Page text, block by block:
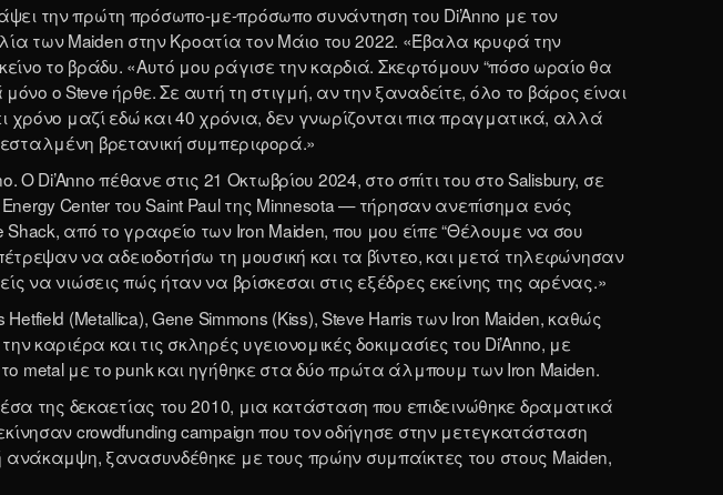
την πρώτη πρόσωπο-με-πρόσωπο συνάντηση του Di’Anno με τον
των Maiden στην Κροατία τον Μάιο του 2022. «Έβαλα κρυφά την
το βράδυ. «Αυτό μου ράγισε την καρδιά. Σκεφτόμουν “πόσο ωραίο θα
ο Steve ήρθε. Σε αυτή τη στιγμή, αν την ξαναδείτε, όλο το βάρος είναι
χρόνο μαζί εδώ και 40 χρόνια, δεν γνωρίζονται πια πραγματικά, αλλά
βρετανική συμπεριφορά.»
Di’Anno πέθανε στις 21 Οκτωβρίου 2024, στο σπίτι του στο Salisbury, σε
Center του Saint Paul της Minnesota — τήρησαν ανεπίσημα ενός
από το γραφείο των Iron Maiden, που μου είπε “Θέλουμε να σου
να αδειοδοτήσω τη μουσική και τα βίντεο, και μετά τηλεφώνησαν
να νιώσεις πώς ήταν να βρίσκεσαι στις εξέδρες εκείνης της αρένας.»
(Metallica), Gene Simmons (Kiss), Steve Harris των Iron Maiden, καθώς
καριέρα και τις σκληρές υγειονομικές δοκιμασίες του Di’Anno, με
metal με το punk και ηγήθηκε στα δύο πρώτα άλμπουμ των Iron Maiden.
της δεκαετίας του 2010, μια κατάσταση που επιδεινώθηκε δραματικά
crowdfunding campaign που τον οδήγησε στην μετεγκατάσταση
ξανασυνδέθηκε με τους πρώην συμπαίκτες του στους Maiden,